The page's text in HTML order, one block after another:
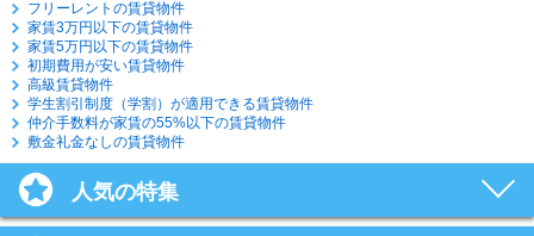
フリーレントの賃貸物件
家賃3万円以下の賃貸物件
家賃5万円以下の賃貸物件
初期費用が安い賃貸物件
高級賃貸物件
学生割引制度（学割）が適用できる賃貸物件
仲介手数料が家賃の55%以下の賃貸物件
敷金礼金なしの賃貸物件
人気の特集